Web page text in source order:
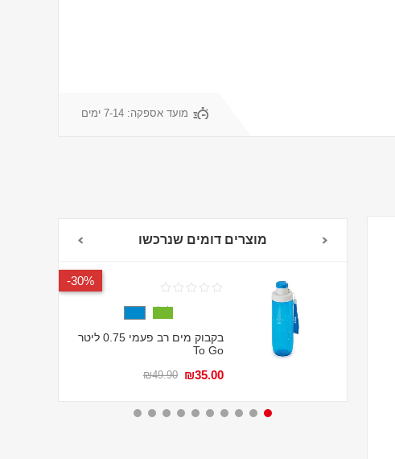
מועד אספקה: 7-14 ימים
מוצרים דומים שנרכשו
30%-
בקבוק מים רב פעמי 0.75 ליטר
To Go
₪35.00
₪49.90